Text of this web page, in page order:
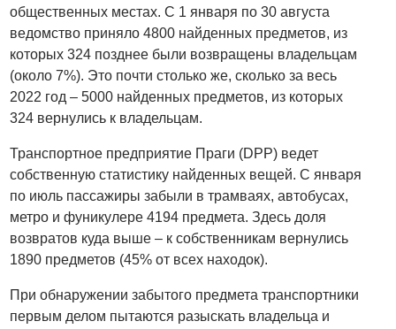
общественных местах. С 1 января по 30 августа
ведомство приняло 4800 найденных предметов, из
которых 324 позднее были возвращены владельцам
(около 7%). Это почти столько же, сколько за весь
2022 год – 5000 найденных предметов, из которых
324 вернулись к владельцам.
Транспортное предприятие Праги (DPP) ведет
собственную статистику найденных вещей. С января
по июль пассажиры забыли в трамваях, автобусах,
метро и фуникулере 4194 предмета. Здесь доля
возвратов куда выше – к собственникам вернулись
1890 предметов (45% от всех находок).
При обнаружении забытого предмета транспортники
первым делом пытаются разыскать владельца и